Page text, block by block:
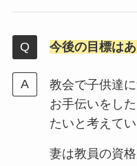
今後の目標は
教会で子供達
お手伝いをし
たいと考えてい
妻は教員の資